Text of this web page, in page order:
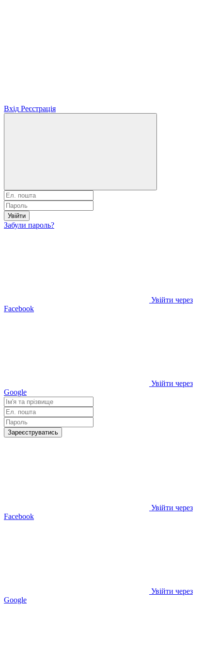
Вхід Реєстрація
Увійти
Забули пароль?
Увійти через
Facebook
Увійти через
Google
Зареєструватись
Увійти через
Facebook
Увійти через
Google